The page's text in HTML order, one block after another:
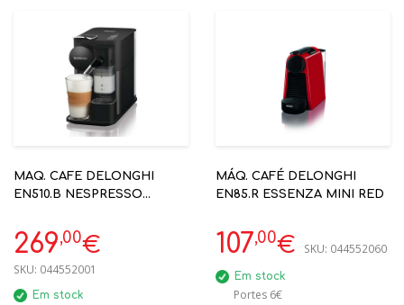
MAQ. CAFE DELONGHI
EN510.B NESPRESSO
269,00€
SKU: 044552001
Em stock
MÁQ. CAFÉ DELONGHI
EN85.R ESSENZA MINI RED
107,00€ SKU: 044552060
Em stock
Portes 6€